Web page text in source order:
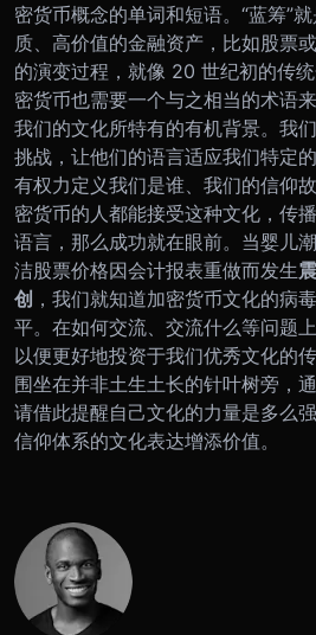
密货币概念的单词和短语。“蓝筹”
质、高价值的金融资产，比如股票
的演变过程，就像 20 世纪初的传
密货币也需要一个与之相当的术语
我们的文化所特有的有机背景。我
挑战，让他们的语言适应我们特定
有权力定义我们是谁、我们的信仰故
密货币的人都能接受这种文化，传
语言，那么成功就在眼前。当婴儿
洁股票价格因会计报表重做而发生
创 ，我们就知道加密货币文化的病
平。在如何交流、交流什么等问题
以便更好地投资于我们优秀文化的
围坐在并非土生土长的针叶树旁，
请借此提醒自己文化的力量是多么
信仰体系的文化表达增添价值。